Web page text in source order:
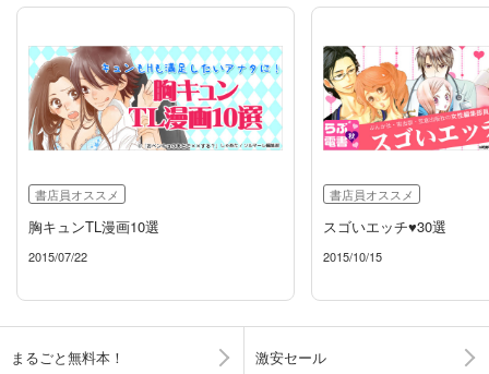
書店員オススメ
胸キュンTL漫画10選
2015/07/22
書店員オススメ
スゴいエッチ♥30選
2015/10/15
まるごと無料本！ 激安セール